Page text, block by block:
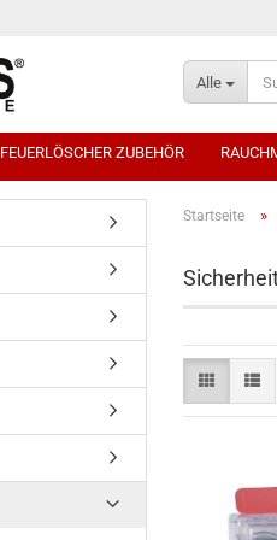
Alle
FEUERLÖSCHER ZUBEHÖR
Startseite »